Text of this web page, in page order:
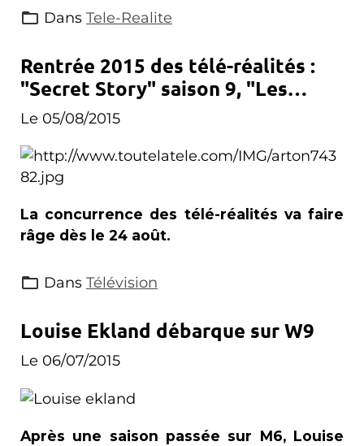
Dans Tele-Realite
Rentrée 2015 des télé-réalités :
"Secret Story" saison 9, "Les
Ch'tis contre les Marseillais : la
revanche" et "Les vacances des
Anges"
Le 05/08/2015
La concurrence des télé-réalités va faire
râge dès le 24 août.
Dans Télévision
Louise Ekland débarque sur W9
Le 06/07/2015
Après une saison passée sur M6, Louise